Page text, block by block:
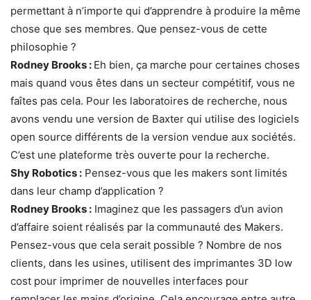
permettant à n’importe qui d’apprendre à produire la même
chose que ses membres. Que pensez-vous de cette
philosophie ?
Rodney Brooks : Eh bien, ça marche pour certaines choses
mais quand vous êtes dans un secteur compétitif, vous ne
faîtes pas cela. Pour les laboratoires de recherche, nous
avons vendu une version de Baxter qui utilise des logiciels
open source différents de la version vendue aux sociétés.
C’est une plateforme très ouverte pour la recherche.
Shy Robotics : Pensez-vous que les makers sont limités
dans leur champ d’application ?
Rodney Brooks : Imaginez que les passagers d’un avion
d’affaire soient réalisés par la communauté des Makers.
Pensez-vous que cela serait possible ? Nombre de nos
clients, dans les usines, utilisent des imprimantes 3D low
cost pour imprimer de nouvelles interfaces pour